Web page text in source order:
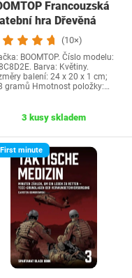
Francouzská
hra Dřevěná
a kvízové…
(10×)
BOOMTOP. Číslo modelu:
Barva: Květiny.
balení: 24 x 20 x 1 cm;
gramů Hmotnost položky:…
3 kusy skladem
First minute